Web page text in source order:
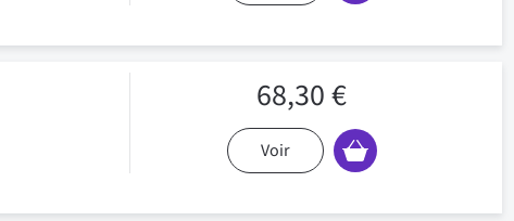
68,30 €
Voir